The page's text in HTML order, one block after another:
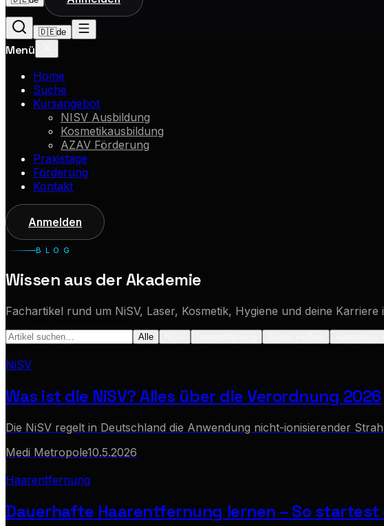
🇩🇪de
Menü
Home
Suche
Kursangebot
NISV Ausbildung
Kosmetikausbildung
AZAV Förderung
Praxistage
Förderung
Kontakt
Anmelden
BLOG
Wissen aus der Akademie
Fachartikel rund um NiSV, Laser, Kosmetik, Hygiene und deine
Alle
NiSV
Was ist die NiSV? Alles über die Verordnung 2026
Die NiSV regelt in Deutschland die Anwendung nicht-ionisierender
Medi Metropole10.5.2026
Haarentfernung
Dauerhafte Haarentfernung lernen – So startest